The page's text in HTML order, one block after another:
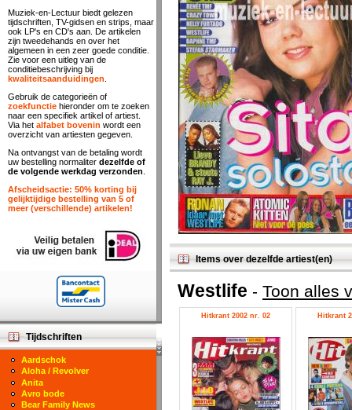
Items over dezelfde artiest(en)
Westlife - Toon alles
Hitkrant 2002 nr. 02 Hitkrant
Muziek-en-Lectuur biedt gelezen
tijdschriften, TV-gidsen en strips, maar
ook LP's en CD's aan. De artikelen
zijn tweedehands en over het
algemeen in een zeer goede conditie.
Zie voor een uitleg van de
conditiebeschrijving bij
kwaliteitsaanduidingen
Gebruik de categorieën of
zoekfunctie hieronder om te zoeken
naar een specifiek artikel of artiest.
Via het alfabet bovenin wordt een
overzicht van artiesten gegeven.
Na ontvangst van de betaling wordt
uw bestelling normaliter dezelfde of
de volgende werkdag verzonden
Afscheidsactie: 50% korting bij
gelijktijdige bestelling van 5 of
meer (verschillende) artikelen!
Tijdschriften
Aardschok
Aloha / Revolver
Anita
Avro bode
Bear Family News